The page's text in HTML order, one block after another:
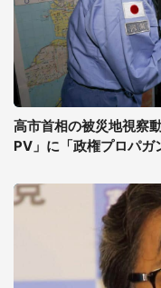
高市首相の被災地視察
PV」に「政権プロパガ